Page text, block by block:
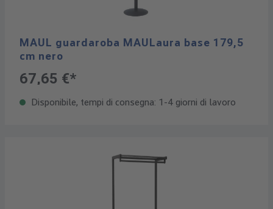
MAUL guardaroba MAULaura base 179,5
cm nero
67,65 €*
Disponibile, tempi di consegna: 1-4 giorni di lavoro